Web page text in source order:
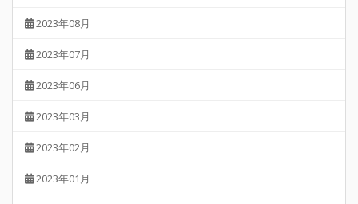
2023年08月
2023年07月
2023年06月
2023年03月
2023年02月
2023年01月